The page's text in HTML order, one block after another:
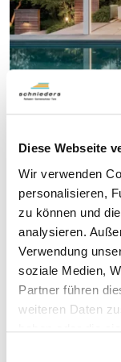
Diese Webseite
Wir verwenden
personalisieren,
zu können und
analysieren.
Verwendung
soziale Medien,
Partner führen
weiteren Daten